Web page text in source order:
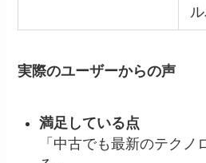
実際のユーザーからの声
満足している点
「中古でも最新のテクノ